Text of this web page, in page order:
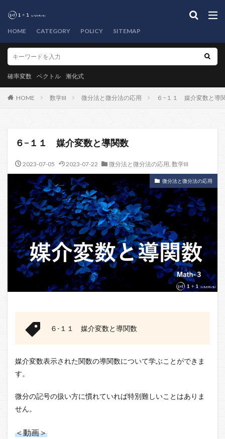
HOME CATEGORY POLICY SITEMAP
確率変数 ベクトル 漸化式
HOME 数学III 微分法と微分法の応用 ６−１１ 媒介変数と導
６−１１ 媒介変数と導関数
2023-07-05 2023-07-22 微分法と微分法の応用, 数学III
微分法と微分法の応用
６-１１ 媒介変数と導関数
媒介変数表示された関数の導関数について学ぶことができま
す。
微分の記号の扱い方に慣れていれば特別難しいことはありま
せん。
＜動画＞